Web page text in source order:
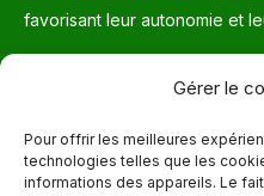
Gérer le
Pour offrir les meilleures
technologies telles que les
informations des appareils. Le
favorisant leur autonomie et
Courriel